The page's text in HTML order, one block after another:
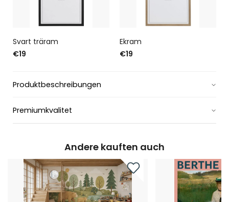
Svart träram
€19
Ekram
€19
Produktbeschreibungen
Premiumkvalitet
Andere kauften auch